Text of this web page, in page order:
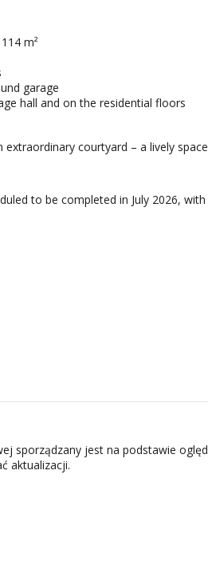
m²
garage
hall and on the residential floors
courtyard – a lively
to be completed in July 2026,
sporządzany jest na podstawie
aktualizacji.